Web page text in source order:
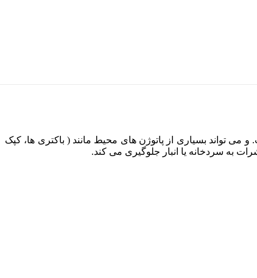
می تواند بسیاری از پاتوژن های محیط مانند ( باکتری ها، کپک
به سردخانه یا انبار جلوگیری می کند.